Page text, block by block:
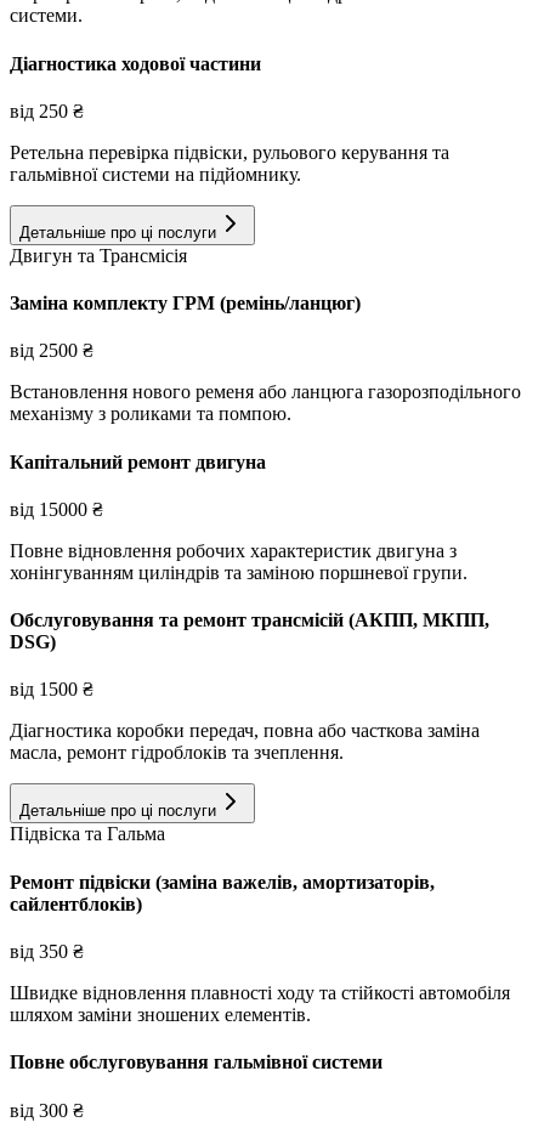
системи.
Діагностика ходової частини
від 250 ₴
Ретельна перевірка підвіски, рульового керування та
гальмівної системи на підйомнику.
Детальніше про ці послуги
Двигун та Трансмісія
Заміна комплекту ГРМ (ремінь/ланцюг)
від 2500 ₴
Встановлення нового ременя або ланцюга газорозподільного
механізму з роликами та помпою.
Капітальний ремонт двигуна
від 15000 ₴
Повне відновлення робочих характеристик двигуна з
хонінгуванням циліндрів та заміною поршневої групи.
Обслуговування та ремонт трансмісій (АКПП, МКПП,
DSG)
від 1500 ₴
Діагностика коробки передач, повна або часткова заміна
масла, ремонт гідроблоків та зчеплення.
Детальніше про ці послуги
Підвіска та Гальма
Ремонт підвіски (заміна важелів, амортизаторів,
сайлентблоків)
від 350 ₴
Швидке відновлення плавності ходу та стійкості автомобіля
шляхом заміни зношених елементів.
Повне обслуговування гальмівної системи
від 300 ₴